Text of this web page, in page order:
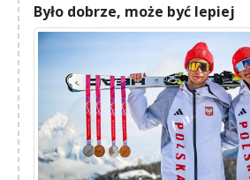
Było dobrze, może być lepiej